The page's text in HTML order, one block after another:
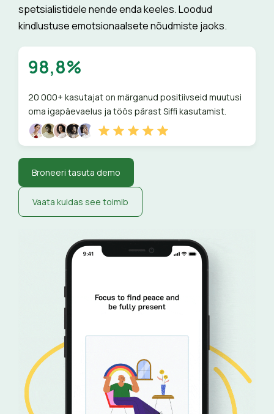
spetsialistidele nende enda keeles. Loodud
kindlustuse emotsionaalsete nõudmiste jaoks.
98,8%
20 000+ kasutajat on märganud positiivseid muutusi
oma igapäevaelus ja töös pärast Siffi kasutamist.
Broneeri tasuta demo
Vaata kuidas see toimib